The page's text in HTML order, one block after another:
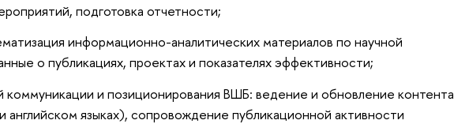
подготовка отчетности;
информационно-аналитических материалов по научной
о публикациях, проектах и показателях эффективности;
и позиционирования ВШБ: ведение и обновление контента
английском языках), сопровождение публикационной активности